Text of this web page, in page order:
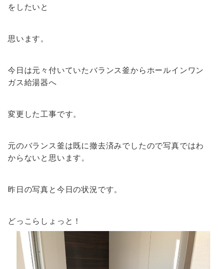
をしたいと
思います。
今日は元々付いていたバランス釜からホールインワン
ガス給湯器へ
変更した工事です。
元のバランス釜は既に撤去済みでしたので写真ではわ
からないと思います。
昨日の写真と今日の状況です。
どっこらしょっと！